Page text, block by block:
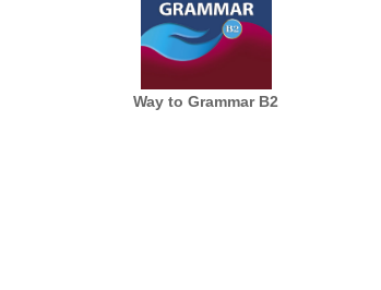
Way to Grammar B2